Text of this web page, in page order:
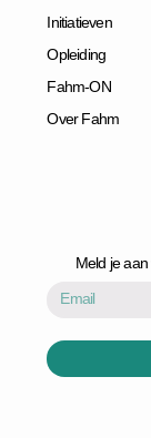
Initiatieven
Opleiding
Fahm-ON
Over Fahm
Meld je
Email